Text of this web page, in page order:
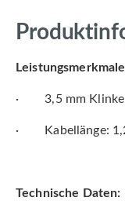
· 3,5 mm
· Kabellänge:
Technische Daten: